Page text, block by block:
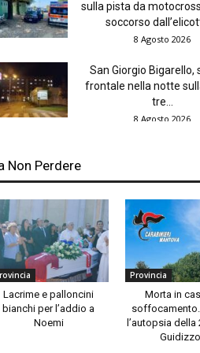
sulla pista da
soccorso
8 Agosto 2026
San Giorgio Bigarello,
frontale nella notte
tre...
8 Agosto 2026
Non Perdere
Lacrime e palloncini
bianchi per l’addio a
Noemi
Provincia
Morta in
l’autopsia della